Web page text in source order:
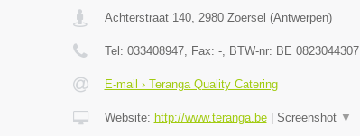
Achterstraat 140, 2980 Zoersel (Antwerpen)
Tel: 033408947, Fax: -, BTW-nr: BE 0823044307
E-mail › Teranga Quality Catering
Website: http://www.teranga.be| Screenshot ▼